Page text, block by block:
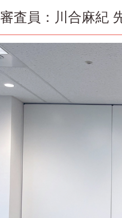
審査員：川合麻紀